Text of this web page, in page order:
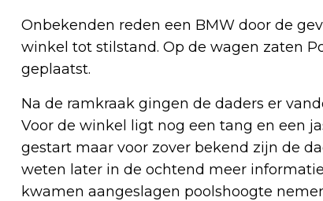
Onbekenden reden een BMW door de
winkel tot stilstand. Op de wagen zaten
geplaatst.
Na de ramkraak gingen de daders er
Voor de winkel ligt nog een tang en een
gestart maar voor zover bekend zijn de
weten later in de ochtend meer
kwamen aangeslagen poolshoogte